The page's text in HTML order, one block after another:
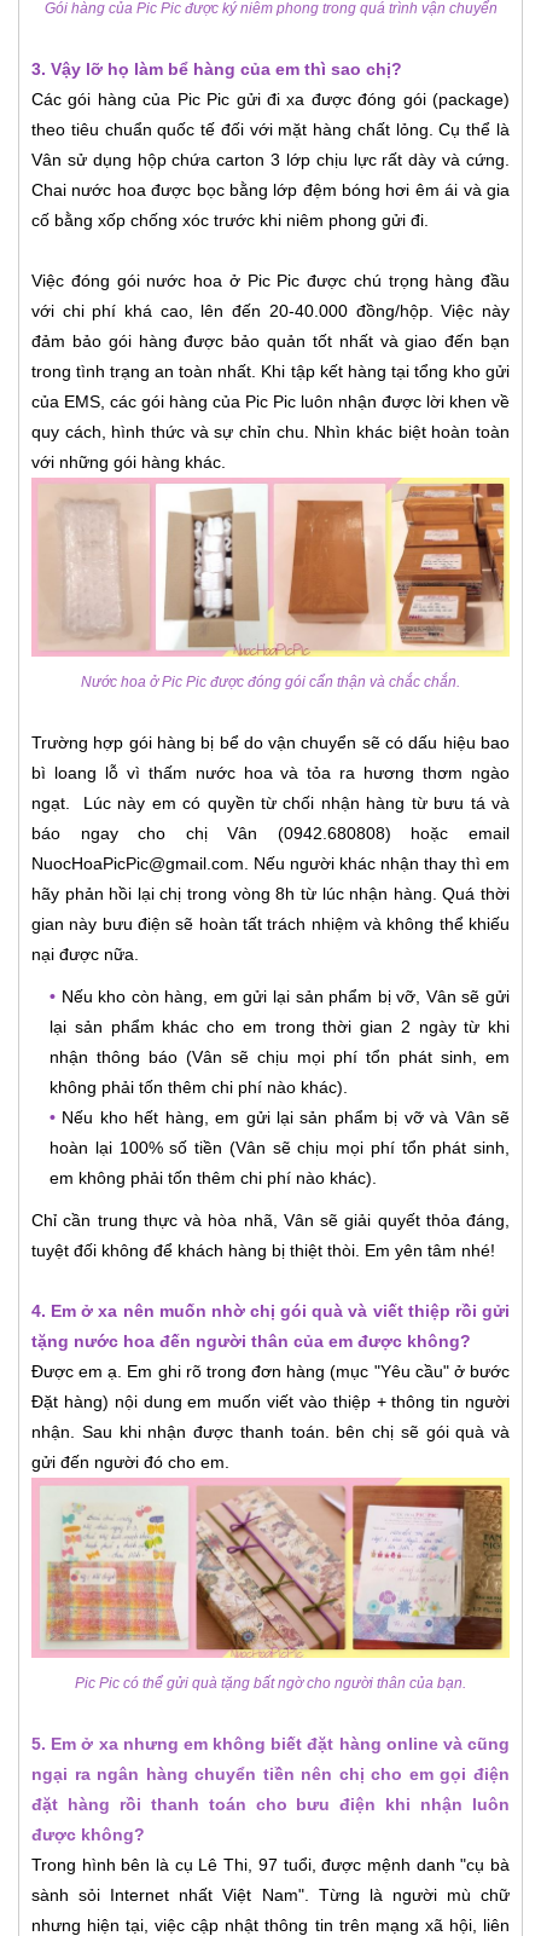
Gói hàng của Pic Pic được ký niêm phong trong quá trình vận chuyển
3. Vậy lỡ họ làm bể hàng của em thì sao chị?
Các gói hàng của Pic Pic gửi đi xa được đóng gói (package)
theo tiêu chuẩn quốc tế đối với mặt hàng chất lỏng. Cụ thể là
Vân sử dụng hộp chứa carton 3 lớp chịu lực rất dày và cứng.
Chai nước hoa được bọc bằng lớp đệm bóng hơi êm ái và gia
cố bằng xốp chống xóc trước khi niêm phong gửi đi.
Việc đóng gói nước hoa ở Pic Pic được chú trọng hàng đầu
với chi phí khá cao, lên đến 20-40.000 đồng/hộp. Việc này
đảm bảo gói hàng được bảo quản tốt nhất và giao đến bạn
trong tình trạng an toàn nhất. Khi tập kết hàng tại tổng kho gửi
của EMS, các gói hàng của Pic Pic luôn nhận được lời khen về
quy cách, hình thức và sự chỉn chu. Nhìn khác biệt hoàn toàn
với những gói hàng khác.
Nước hoa ở Pic Pic được đóng gói cẩn thận và chắc chắn.
Trường hợp gói hàng bị bể do vận chuyển sẽ có dấu hiệu bao
bì loang lỗ vì thấm nước hoa và tỏa ra hương thơm ngào
ngạt. Lúc này em có quyền từ chối nhận hàng từ bưu tá và
báo ngay cho chị Vân (0942.680808) hoặc email
NuocHoaPicPic@gmail.com. Nếu người khác nhận thay thì em
hãy phản hồi lại chị trong vòng 8h từ lúc nhận hàng. Quá thời
gian này bưu điện sẽ hoàn tất trách nhiệm và không thể khiếu
nại được nữa.
• Nếu kho còn hàng, em gửi lại sản phẩm bị vỡ, Vân sẽ gửi
lại sản phẩm khác cho em trong thời gian 2 ngày từ khi
nhận thông báo (Vân sẽ chịu mọi phí tổn phát sinh, em
không phải tốn thêm chi phí nào khác).
• Nếu kho hết hàng, em gửi lại sản phẩm bị vỡ và Vân sẽ
hoàn lại 100% số tiền (Vân sẽ chịu mọi phí tổn phát sinh,
em không phải tốn thêm chi phí nào khác).
Chỉ cần trung thực và hòa nhã, Vân sẽ giải quyết thỏa đáng,
tuyệt đối không để khách hàng bị thiệt thòi. Em yên tâm nhé!
4. Em ở xa nên muốn nhờ chị gói quà và viết thiệp rồi gửi
tặng nước hoa đến người thân của em được không?
Được em ạ. Em ghi rõ trong đơn hàng (mục "Yêu cầu" ở bước
Đặt hàng) nội dung em muốn viết vào thiệp + thông tin người
nhận. Sau khi nhận được thanh toán. bên chị sẽ gói quà và
gửi đến người đó cho em.
Pic Pic có thể gửi quà tặng bất ngờ cho người thân của bạn.
5. Em ở xa nhưng em không biết đặt hàng online và cũng
ngại ra ngân hàng chuyển tiền nên chị cho em gọi điện
đặt hàng rồi thanh toán cho bưu điện khi nhận luôn
được không?
Trong hình bên là cụ Lê Thi, 97 tuổi, được mệnh danh "cụ bà
sành sỏi Internet nhất Việt Nam". Từng là người mù chữ
nhưng hiện tại, việc cập nhật thông tin trên mạng xã hội, liên